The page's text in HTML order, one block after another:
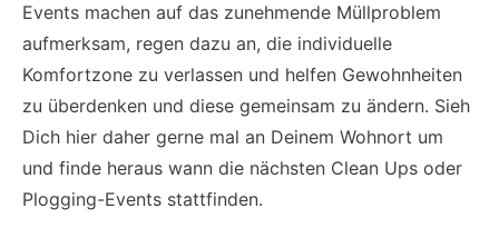
Events machen auf das zunehmende Müllproblem
aufmerksam, regen dazu an, die individuelle
Komfortzone zu verlassen und helfen Gewohnheiten
zu überdenken und diese gemeinsam zu ändern. Sieh
Dich hier daher gerne mal an Deinem Wohnort um
und finde heraus wann die nächsten Clean Ups oder
Plogging-Events stattfinden.